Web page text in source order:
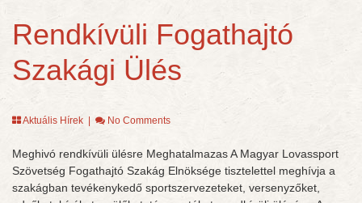
Rendkívüli Fogathajtó
Szakági Ülés
Aktuális Hírek No Comments
Meghivó rendkívüli ülésre Meghatalmazas A Magyar Lovassport
Szövetség Fogathajtó Szakág Elnöksége tisztelettel meghívja a
szakágban tevékenykedő sportszervezeteket, versenyzőket,